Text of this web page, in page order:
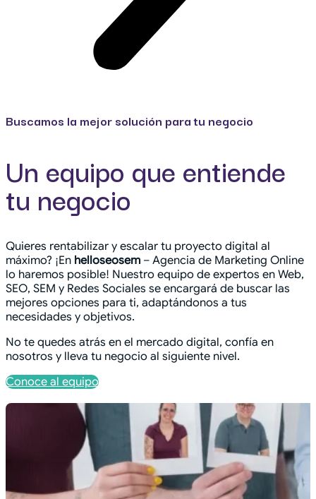
Buscamos la mejor solución para tu negocio
Un equipo que entiende
tu negocio
Quieres rentabilizar y escalar tu proyecto digital al
máximo? ¡En helloseosem – Agencia de Marketing Online
lo haremos posible! Nuestro equipo de expertos en Web,
SEO, SEM y Redes Sociales se encargará de buscar las
mejores opciones para ti, adaptándonos a tus
necesidades y objetivos.
No te quedes atrás en el mercado digital, confía en
nosotros y lleva tu negocio al siguiente nivel.
Conoce al equipo